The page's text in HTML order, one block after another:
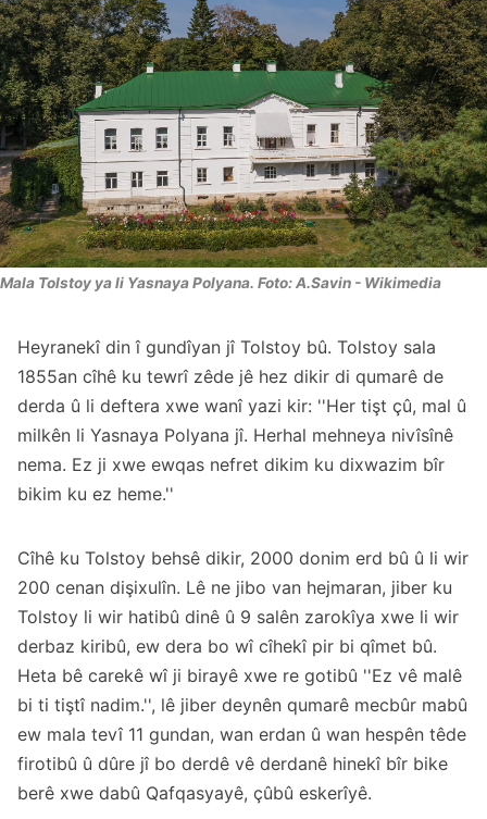
Mala Tolstoy ya li Yasnaya Polyana. Foto: A.Savin - Wikimedia
Heyranekî din î gundîyan jî Tolstoy bû. Tolstoy sala
1855an cîhê ku tewrî zêde jê hez dikir di qumarê de
derda û li deftera xwe wanî yazi kir: ''Her tişt çû, mal û
milkên li Yasnaya Polyana jî. Herhal mehneya nivîsînê
nema. Ez ji xwe ewqas nefret dikim ku dixwazim bîr
bikim ku ez heme.''
Cîhê ku Tolstoy behsê dikir, 2000 donim erd bû û li wir
200 cenan dişixulîn. Lê ne jibo van hejmaran, jiber ku
Tolstoy li wir hatibû dinê û 9 salên zarokîya xwe li wir
derbaz kiribû, ew dera bo wî cîhekî pir bi qîmet bû.
Heta bê carekê wî ji birayê xwe re gotibû ''Ez vê malê
bi ti tiştî nadim.'', lê jiber deynên qumarê mecbûr mabû
ew mala tevî 11 gundan, wan erdan û wan hespên têde
firotibû û dûre jî bo derdê vê derdanê hinekî bîr bike
berê xwe dabû Qafqasyayê, çûbû eskerîyê.